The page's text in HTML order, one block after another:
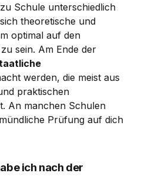
Schule unterschiedlich
theoretische und
optimal auf den
sein. Am Ende der
werden, die meist aus
praktischen
An manchen Schulen
Prüfung auf dich
ich nach der